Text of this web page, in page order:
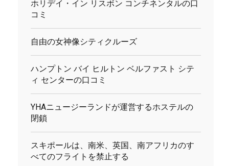
ホリデイ・イン リスボン コンチネンタルの口
コミ
自由の女神像シティクルーズ
ハンプトン バイ ヒルトン ベルファスト シテ
ィ センターの口コミ
YHAニュージーランドが運営するホステルの
閉鎖
スキポールは、南米、英国、南アフリカのす
べてのフライトを禁止する